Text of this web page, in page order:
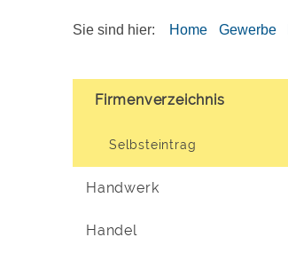
Sie sind hier: Home Gewerbe
Firmenverzeichnis
Selbsteintrag
Handwerk
Handel